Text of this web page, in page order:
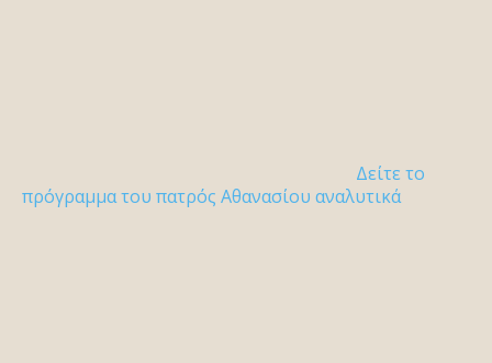
Δείτε το
πρόγραμμα του πατρός Αθανασίου αναλυτικά